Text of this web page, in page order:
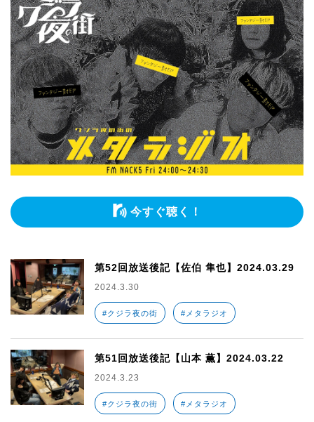
今すぐ聴く！
第52回放送後記【佐伯 隼也】2024.03.29
2024.3.30
#クジラ夜の街 #メタラジオ
第51回放送後記【山本 薫】2024.03.22
2024.3.23
#クジラ夜の街 #メタラジオ